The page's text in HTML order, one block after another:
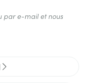
par e-mail et nous